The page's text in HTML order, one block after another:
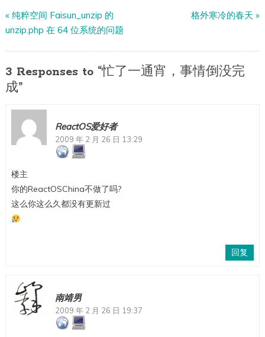
« 纯粹空间 Faisun_unzip 的
unzip.php 在 64 位系统的问题
格外寒冷的春天 »
3 Responses to “忙了一通宵，事情倒没完
成”
ReactOS爱好者
2009 年 2 月 26 日 13:29
楼主
你的ReactOSChina不做了吗?
这么你这么久都没有更新过
回复
南靖男
2009 年 2 月 26 日 19:37